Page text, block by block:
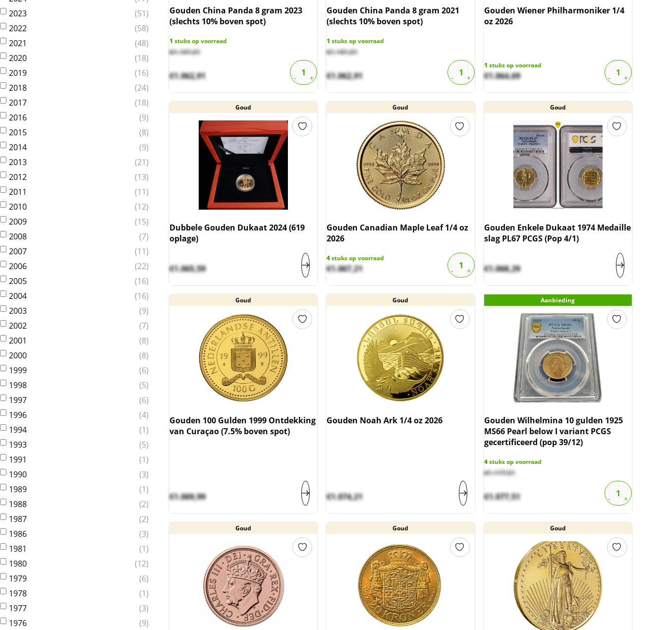
2023
51
2022
58
2021
48
2020
18
2019
16
2018
24
2017
18
2016
9
2015
8
2014
9
2013
21
2012
13
2011
11
2010
12
2009
15
2008
7
2007
11
2006
22
2005
16
2004
16
2003
9
2002
7
2001
8
2000
8
1999
6
1998
5
1997
6
1996
4
1994
1
1993
5
1991
1
1990
3
1989
1
1988
2
1987
2
1986
3
1981
1
1980
12
1979
6
1978
1
1977
3
1976
9
Gouden China Panda 8 gram 2023
(slechts 10% boven spot)
1 stuks op voorraad
€1.181,01
€1.062,91
Gouden China Panda 8 gram 2021
(slechts 10% boven spot)
1 stuks op voorraad
€1.181,01
€1.062,91
Gouden Wiener Philharmoniker 1/4
oz 2026
1 stuks op voorraad
€1.064,69
Goud
Dubbele Gouden Dukaat 2024 (619
oplage)
€1.065,59
Goud
Gouden Canadian Maple Leaf 1/4 oz
2026
4stuks op voorraad
€1.067,21
Goud
Gouden Enkele Dukaat 1974 Medaille
slag PL67 PCGS (Pop 4/1)
€1.068,29
Goud
Gouden 100 Gulden 1999 Ontdekking
van Curaçao (7.5% boven spot)
€1.069,99
Goud
Gouden Noah Ark 1/4 oz 2026
€1.074,21
Aanbieding
Gouden Wilhelmina 10 gulden 1925
MS66 Pearl below I variant PCGS
gecertificeerd (pop 39/12)
4stuks op voorraad
€1.177,51
€1.077,51
Goud Goud Goud